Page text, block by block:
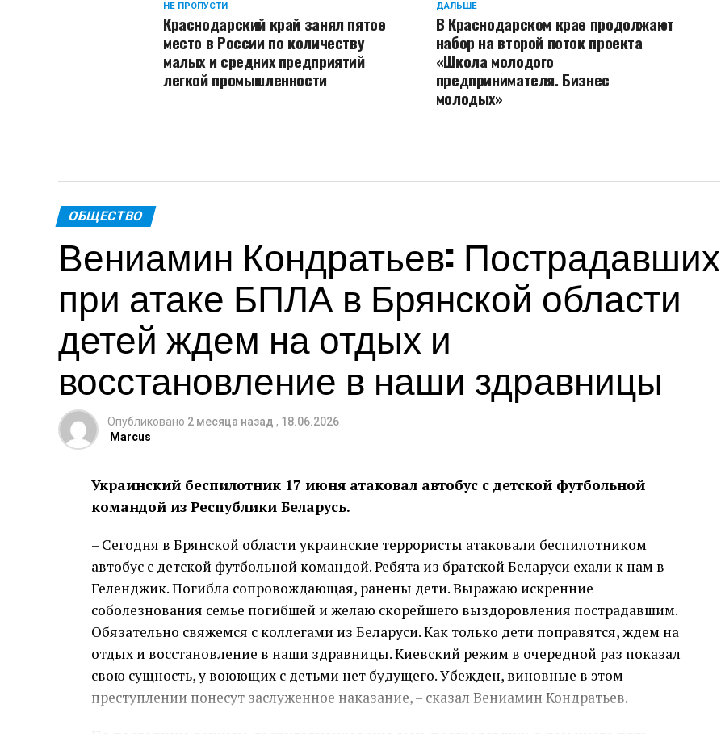
ДАЛЬШЕ
В Краснодарском крае продолжают
набор на второй поток проекта
«Школа молодого
предпринимателя. Бизнес
молодых»
НЕ ПРОПУСТИ
Краснодарский край занял пятое
место в России по количеству
малых и средних предприятий
легкой промышленности
ОБЩЕСТВО
Вениамин Кондратьев: Пострадавших
при атаке БПЛА в Брянской области
детей ждем на отдых и
восстановление в наши здравницы
Опубликовано 2 месяца назад , 18.06.2026
Marcus
Украинский беспилотник 17 июня атаковал автобус с детской футбольной
командой из Республики Беларусь.
– Сегодня в Брянской области украинские террористы атаковали беспилотником
автобус с детской футбольной командой. Ребята из братской Беларуси ехали к нам в
Геленджик. Погибла сопровождающая, ранены дети. Выражаю искренние
соболезнования семье погибшей и желаю скорейшего выздоровления пострадавшим.
Обязательно свяжемся с коллегами из Беларуси. Как только дети поправятся, ждем на
отдых и восстановление в наши здравницы. Киевский режим в очередной раз показал
свою сущность, у воюющих с детьми нет будущего. Убежден, виновные в этом
преступлении понесут заслуженное наказание, – сказал Вениамин Кондратьев.